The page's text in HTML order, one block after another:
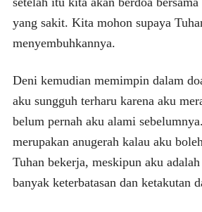
yang sakit. Kita mohon supaya
menyembuhkannya.
Deni kemudian memimpin dalam
aku sungguh terharu karena aku
belum pernah aku alami
merupakan anugerah kalau aku
Tuhan bekerja, meskipun aku
banyak keterbatasan dan ketakutan